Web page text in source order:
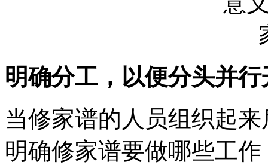
明确分工，以便分头并
当修家谱的人员组织起
明确修家谱要做哪些工